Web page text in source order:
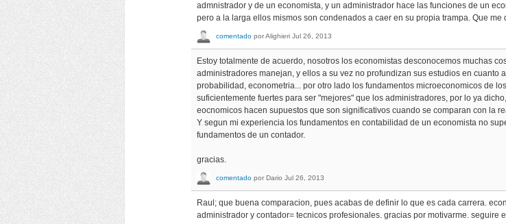
admnistrador y de un economista, y un administrador hace las funciones de un
pero a la larga ellos mismos son condenados a caer en su propia trampa. Que me
comentado porAlighieri Jul 26, 2013
Estoy totalmente de acuerdo, nosotros los economistas desconocemos muchas
administradores manejan, y ellos a su vez no profundizan sus estudios en cuanto
probabilidad, econometria... por otro lado los fundamentos microeconomicos de
suficientemente fuertes para ser "mejores" que los administradores, por lo ya
eocnomicos hacen supuestos que son significativos cuando se comparan con la
Y segun mi experiencia los fundamentos en contabilidad de un economista no
fundamentos de un contador.
gracias.
comentado por Dario Jul 26, 2013
Raul; que buena comparacion, pues acabas de definir lo que es cada carrera.
administrador y contador= tecnicos profesionales. gracias por motivarme. seguire